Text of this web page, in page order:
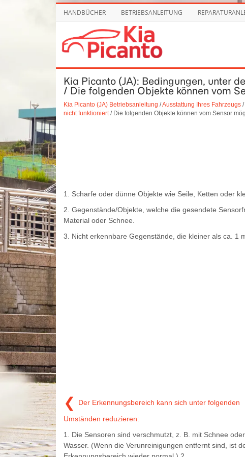
HANDBÜCHER BETRIEBSANLEITUNG
Kia Picanto (JA): Bedingungen, unter
/ Die folgenden Objekte können vom
Kia Picanto (JA) Betriebsanleitung /Ausstattung Ihres Fahrzeugs/
nicht funktioniert/ Die folgenden Objekte können vom Sensor
1. Scharfe oder dünne Objekte wie Seile, Ketten oder
2. Gegenstände/Objekte, welche die gesendete
Material oder Schnee.
3. Nicht erkennbare Gegenstände, die kleiner als ca. 1
❮ Der Erkennungsbereich kann sich unter folgenden
Umständen reduzieren:
1. Die Sensoren sind verschmutzt, z. B. mit Schnee oder
Wasser. (Wenn die Verunreinigungen entfernt sind, ist